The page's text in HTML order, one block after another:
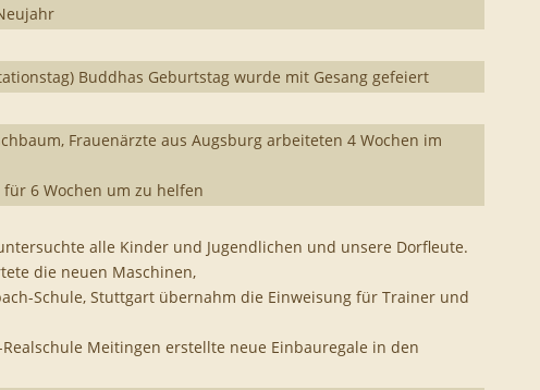
Buddhas Geburtstag wurde mit Gesang gefeiert
Frauenärzte aus Augsburg arbeiteten 4 Wochen im
6 Wochen um zu helfen
alle Kinder und Jugendlichen und unsere Dorfleute.
die neuen Maschinen,
Schule, Stuttgart übernahm die Einweisung für Trainer und
Meitingen erstellte neue Einbauregale in den